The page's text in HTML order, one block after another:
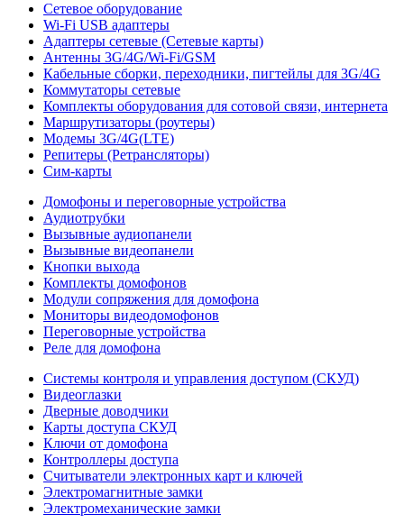
Сетевое оборудование
Wi-Fi USB адаптеры
Адаптеры сетевые (Сетевые карты)
Антенны 3G/4G/Wi-Fi/GSM
Кабельные сборки, переходники, пигтейлы для 3G/4G
Коммутаторы сетевые
Комплекты оборудования для сотовой связи, интернета
Маршрутизаторы (роутеры)
Модемы 3G/4G(LTE)
Репитеры (Ретрансляторы)
Сим-карты
Домофоны и переговорные устройства
Аудиотрубки
Вызывные аудиопанели
Вызывные видеопанели
Кнопки выхода
Комплекты домофонов
Модули сопряжения для домофона
Мониторы видеодомофонов
Переговорные устройства
Реле для домофона
Системы контроля и управления доступом (СКУД)
Видеоглазки
Дверные доводчики
Карты доступа СКУД
Ключи от домофона
Контроллеры доступа
Считыватели электронных карт и ключей
Электромагнитные замки
Электромеханические замки